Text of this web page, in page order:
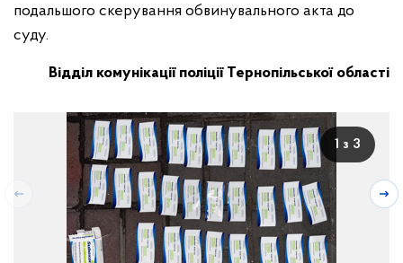
подальшого скерування обвинувального акта до
суду.
Відділ комунікації поліції Тернопільської області
1 з 3